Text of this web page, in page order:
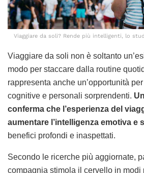
Viaggiare da soli? Rende più intelligenti, lo
Viaggiare da soli non è soltanto
modo per staccare dalla routine
rappresenta anche un’opportunità
cognitive e personali sorprendenti.
conferma che l’esperienza del
aumentare l’intelligenza emotiva e
benefici profondi e inaspettati.
Secondo le ricerche più aggiornate,
compagnia stimola il cervello in modi